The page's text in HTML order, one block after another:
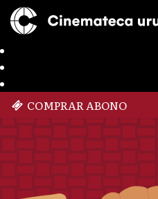
COMPRAR ABONO